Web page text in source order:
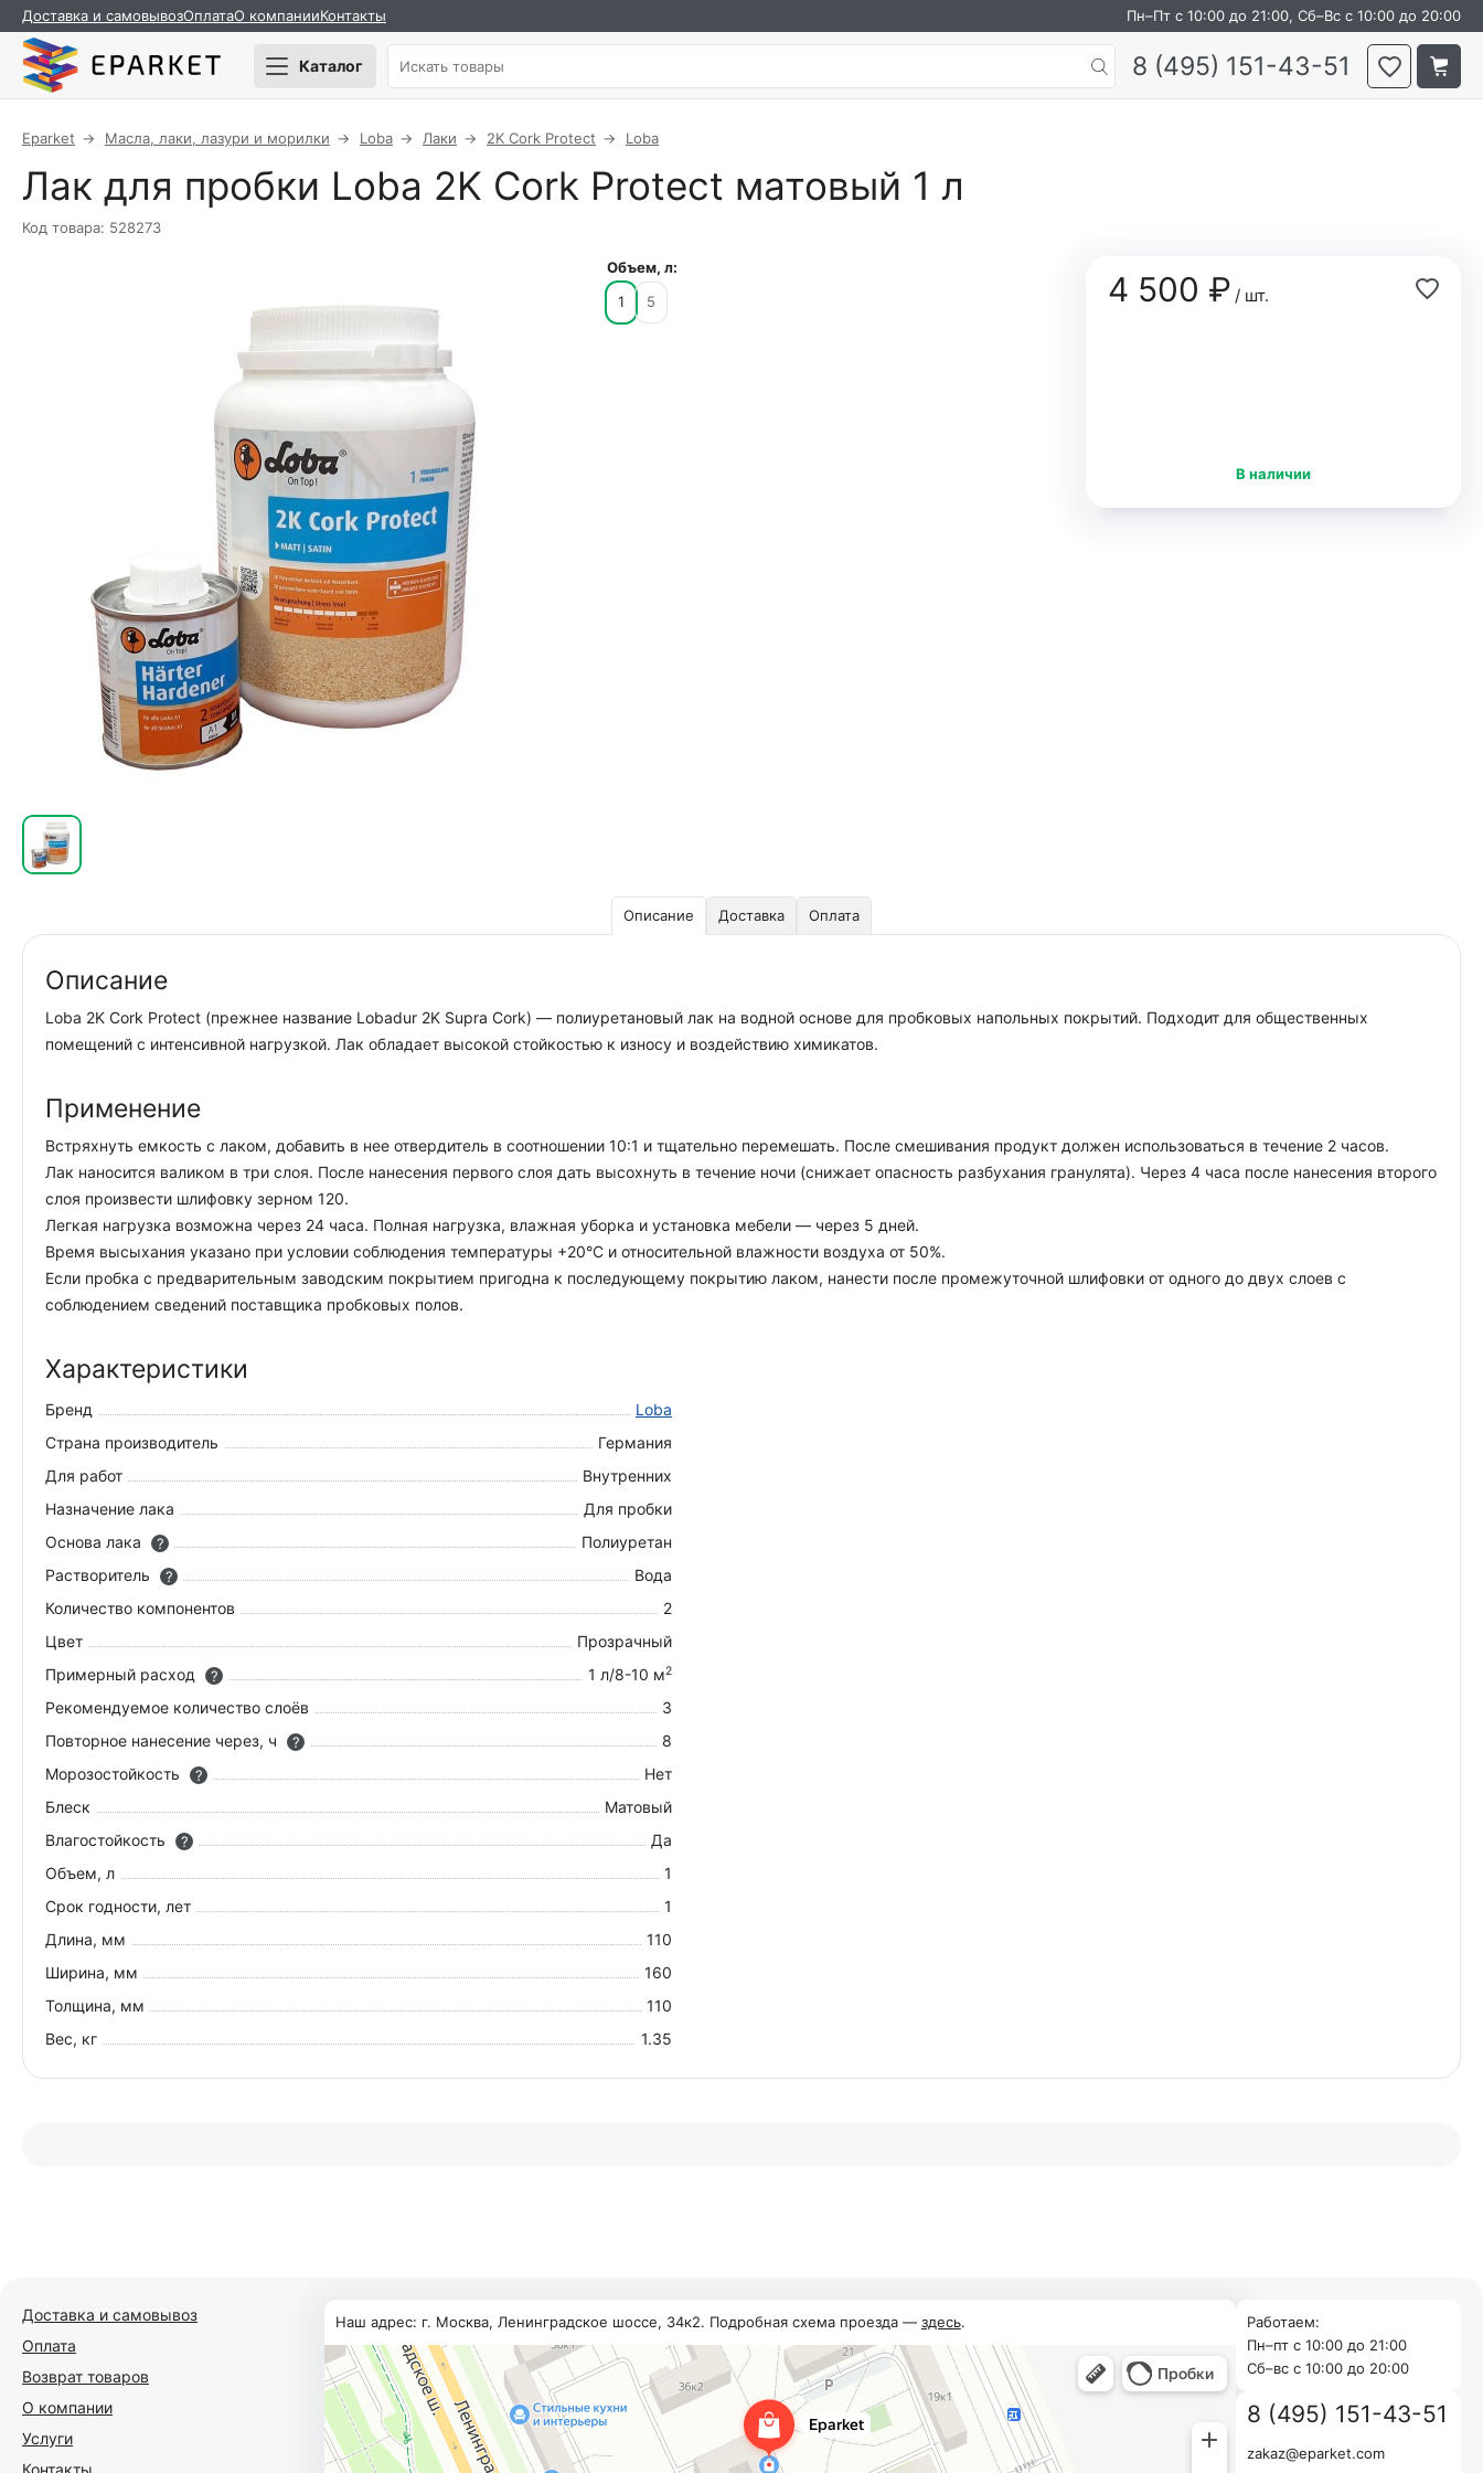
Доставка и самовывозОплатаО компанииКонтакты Пн–Пт с 10:00 до 21:00, Сб–Вс с 10:00 до 20:00
Каталог 8 (495) 151-43-51
Eparket Масла, лаки, лазури и морилки Loba Лаки 2K Cork Protect Loba
Лак для пробки Loba 2K Cork Protect матовый 1 л
Код товара: 528273
4 500 ₽/ шт.
В наличии
Объем, л:
1
5
Описание Доставка Оплата
Описание
Loba 2K Cork Protect (прежнее название Lobadur 2K Supra Cork) — полиуретановый лак на водной основе для пробковых напольных покрытий. Подходит для общественных
помещений с интенсивной нагрузкой. Лак обладает высокой стойкостью к износу и воздействию химикатов.
Применение
Встряхнуть емкость с лаком, добавить в нее отвердитель в соотношении 10:1 и тщательно перемешать. После смешивания продукт должен использоваться в течение 2 часов.
Лак наносится валиком в три слоя. После нанесения первого слоя дать высохнуть в течение ночи (снижает опасность разбухания гранулята). Через 4 часа после нанесения второго
слоя произвести шлифовку зерном 120.
Легкая нагрузка возможна через 24 часа. Полная нагрузка, влажная уборка и установка мебели — через 5 дней.
Время высыхания указано при условии соблюдения температуры +20°С и относительной влажности воздуха от 50%.
Если пробка с предварительным заводским покрытием пригодна к последующему покрытию лаком, нанести после промежуточной шлифовки от одного до двух слоев с
соблюдением сведений поставщика пробковых полов.
Характеристики
Бренд
Loba
Страна производитель
Германия
Для работ
Внутренних
Назначение лака
Для пробки
Основа лака
?
Полиуретан
Растворитель
?
Вода
Количество компонентов
2
Цвет
Прозрачный
Примерный расход
? 1 л/8-10 м2
Рекомендуемое количество слоёв
3
Повторное нанесение через, ч
?
8
Морозостойкость
?
Нет
Блеск
Матовый
Влагостойкость
?
Да
Объем, л
1
Срок годности, лет
1
Длина, мм
110
Ширина, мм
160
Толщина, мм
110
Вес, кг
1.35
Доставка и самовывоз
Оплата
Возврат товаров
О компании
Услуги
Контакты
Наш адрес: г. Москва, Ленинградское шоссе, 34к2. Подробная схема проезда — здесь.
Работаем:
Пн–пт с 10:00 до 21:00
Cб–вс с 10:00 до 20:00
8 (495) 151-43-51
zakaz@eparket.com